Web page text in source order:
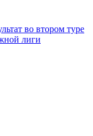
во втором туре
лиги